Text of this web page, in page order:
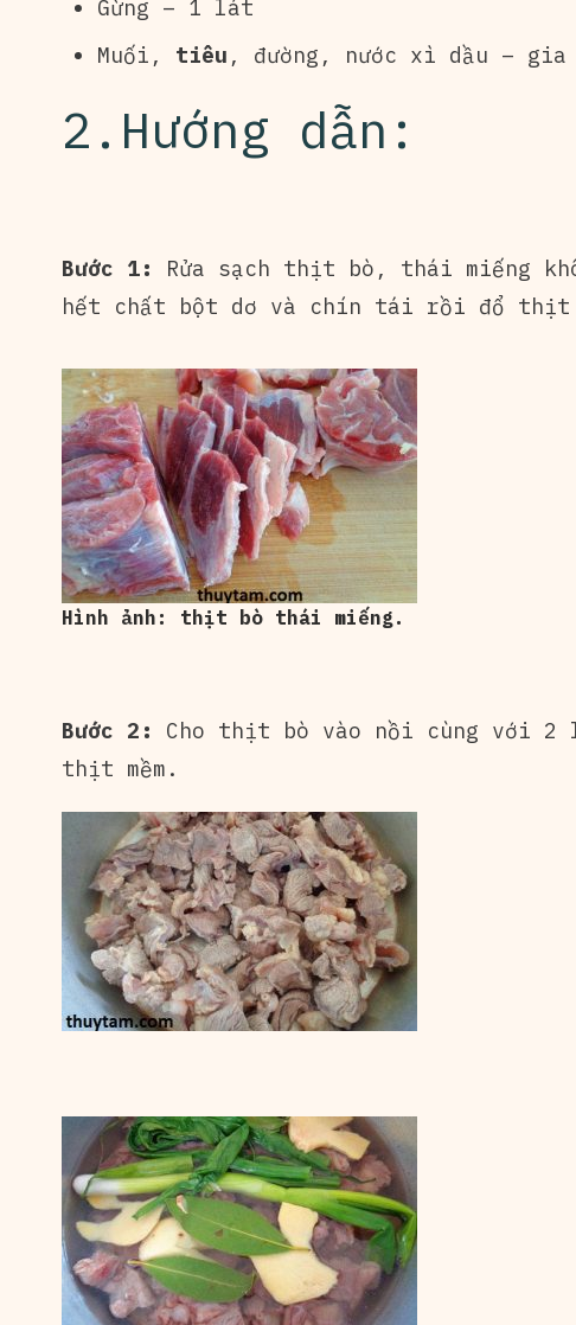
Gừng – 1 lát
Muối, tiêu , đường, nước xì dầu –
2.Hướng dẫn:
Bước 1:
Rửa sạch thịt bò, thái miếng
hết chất bột dơ và chín tái rồi đổ thịt
Hình ảnh: thịt bò thái miếng.
Bước 2: Cho thịt bò vào nồi cùng với 2
thịt mềm.